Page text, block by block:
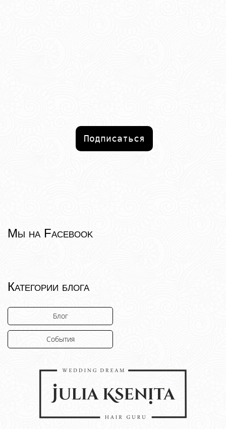
Подписаться
Мы на Facebook
Категории блога
Блог
События